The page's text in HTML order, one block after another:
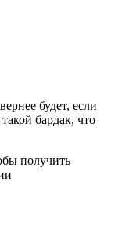
будет, если
бардак, что
получить